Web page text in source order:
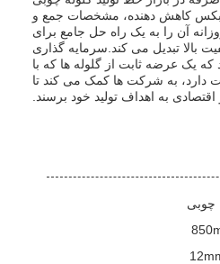
کاهش دهنده، مشخصات جمع و
آن را به یک راه حل جامع برای
بالا تبدیل می کند.سرمایه گذاری
یک عرضه ثابت از گلوله ها که با
دارد، به شرکت ها کمک می کند تا
به اهداف تولید خود برسند.
چوبی